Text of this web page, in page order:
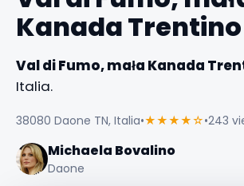
Kanada Trentino
Val di Fumo, mała Kanada
Italia.
38080 Daone TN, Italia•★★★★☆•243
Michaela Bovalino
Daone